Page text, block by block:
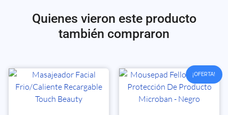
Quienes vieron este producto
también compraron
¡OFERTA!